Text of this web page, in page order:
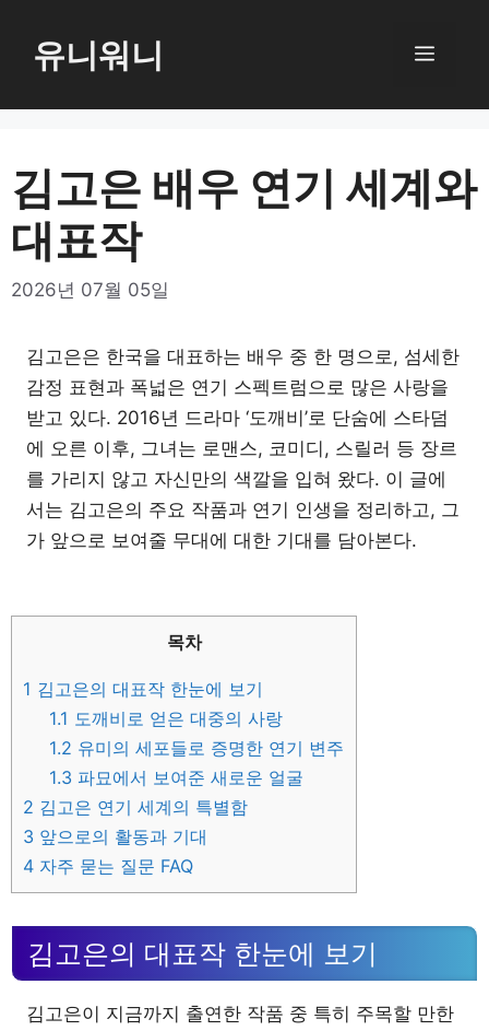
로
너
뛰
기
유니워니 메
김고은 배우 연기 세계와
대표작
2026년 07월 05일
김고은은 한국을 대표하는 배우 중 한 명으로, 섬세한
감정 표현과 폭넓은 연기 스펙트럼으로 많은 사랑을
받고 있다. 2016년 드라마 ‘도깨비’로 단숨에 스타덤
에 오른 이후, 그녀는 로맨스, 코미디, 스릴러 등 장르
를 가리지 않고 자신만의 색깔을 입혀 왔다. 이 글에
서는 김고은의 주요 작품과 연기 인생을 정리하고, 그
가 앞으로 보여줄 무대에 대한 기대를 담아본다.
목차
1 김고은의 대표작 한눈에 보기
1.1 도깨비로 얻은 대중의 사랑
1.2 유미의 세포들로 증명한 연기 변주
1.3 파묘에서 보여준 새로운 얼굴
2 김고은 연기 세계의 특별함
3 앞으로의 활동과 기대
4 자주 묻는 질문 FAQ
김고은의 대표작 한눈에 보기
김고은이 지금까지 출연한 작품 중 특히 주목할 만한